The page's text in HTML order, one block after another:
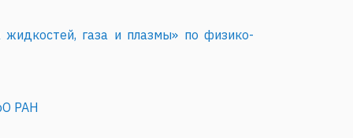
жидкостей, газа и плазмы» по физико-
РАН